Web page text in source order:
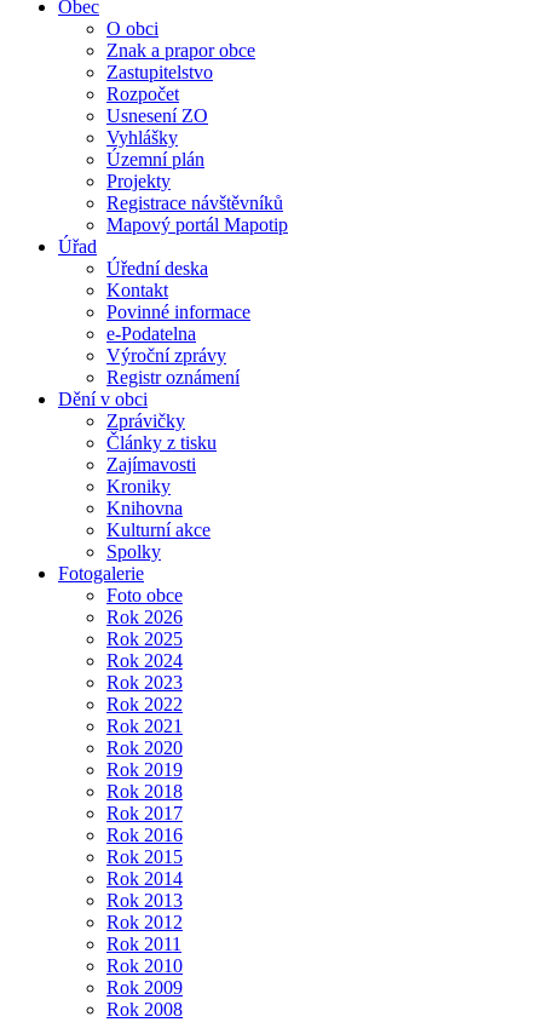
Obec
O obci
Znak a prapor obce
Zastupitelstvo
Rozpočet
Usnesení ZO
Vyhlášky
Územní plán
Projekty
Registrace návštěvníků
Mapový portál Mapotip
Úřad
Úřední deska
Kontakt
Povinné informace
e-Podatelna
Výroční zprávy
Registr oznámení
Dění v obci
Zprávičky
Články z tisku
Zajímavosti
Kroniky
Knihovna
Kulturní akce
Spolky
Fotogalerie
Foto obce
Rok 2026
Rok 2025
Rok 2024
Rok 2023
Rok 2022
Rok 2021
Rok 2020
Rok 2019
Rok 2018
Rok 2017
Rok 2016
Rok 2015
Rok 2014
Rok 2013
Rok 2012
Rok 2011
Rok 2010
Rok 2009
Rok 2008